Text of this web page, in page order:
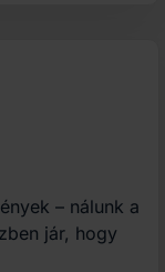
– nálunk a
jár, hogy